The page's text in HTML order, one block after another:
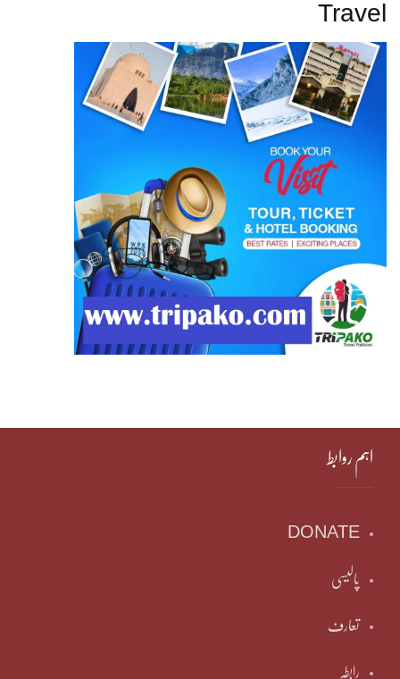
Travel
اہم روابط
DONATE
پالیسی
تعارف
رابطہ